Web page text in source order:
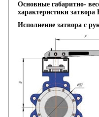
Основные габаритно-
характеристики
Исполнение затвора с